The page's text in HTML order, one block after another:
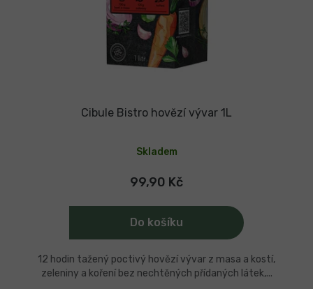
Cibule Bistro hovězí vývar 1L
hodnocení
produktu
5,0
Skladem
99,90 Kč
Do košíku
12 hodin tažený poctivý hovězí vývar z masa a kostí,
zeleniny a koření bez nechtěných přídaných látek,...